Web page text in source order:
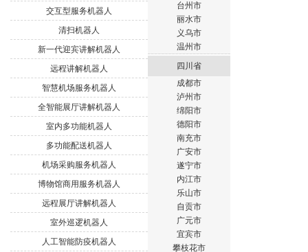
交互型服务机器人
清扫机器人
新一代迎宾讲解机器人
远程讲解机器人
智慧机场服务机器人
全智能展厅讲解机器人
室内多功能机器人
多功能配送机器人
机场采购服务机器人
博物馆商用服务机器人
远程展厅讲解机器人
室外巡逻机器人
人工智能防疫机器人
台州市
丽水市
义乌市
温州市
四川省
成都市
泸州市
绵阳市
德阳市
南充市
广安市
遂宁市
内江市
乐山市
自贡市
广元市
宜宾市
攀枝花市